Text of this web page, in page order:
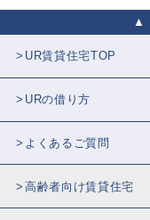
UR賃貸住宅TOP
URの借り方
よくあるご質問
高齢者向け賃貸住宅